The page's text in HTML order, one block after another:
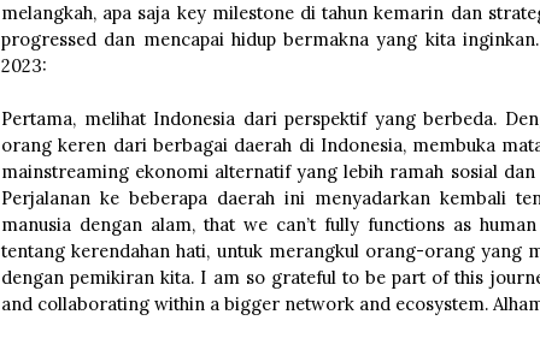
melangkah, apa saja key milestone di tahun kemarin dan
progressed dan mencapai hidup bermakna yang kita
2023:
Pertama, melihat Indonesia dari perspektif yang berbeda.
orang keren dari berbagai daerah di Indonesia, membuka
mainstreaming ekonomi alternatif yang lebih ramah sosial
Perjalanan ke beberapa daerah ini menyadarkan kembali
manusia dengan alam, that we can’t fully functions as
tentang kerendahan hati, untuk merangkul orang-orang yang
dengan pemikiran kita. I am so grateful to be part of this
and collaborating within a bigger network and ecosystem.